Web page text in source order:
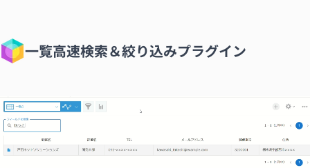
一覧高速検索＆絞り込みプラグイン